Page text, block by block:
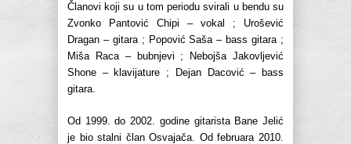
Članovi koji su u tom periodu svirali u bendu su
Zvonko Pantović Chipi – vokal ; Urošević
Dragan – gitara ; Popović Saša – bass gitara ;
Miša Raca – bubnjevi ; Nebojša Jakovljević
Shone – klavijature ; Dejan Dacović – bass
gitara.
Od 1999. do 2002. godine gitarista Bane Jelić
je bio stalni član Osvajača. Od februara 2010.